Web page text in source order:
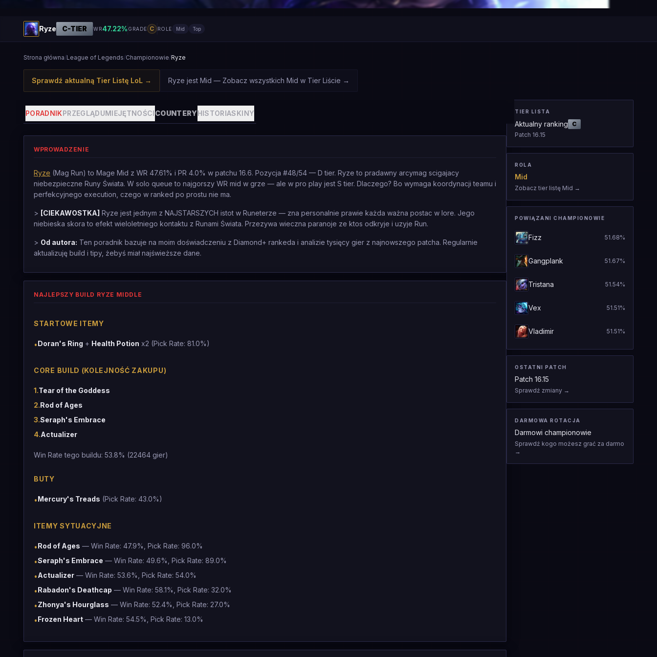
Ryze C-TIER WR47.22% GRADE C ROLE Mid Top
Strona główna/League of Legends/Championowie/Ryze
Sprawdź aktualną Tier Listę LoL → Ryze jest Mid — Zobacz wszystkich Mid w Tier Liście →
PORADNIKPRZEGLĄDUMIEJĘTNOŚCICOUNTERYHISTORIASKINY
WPROWADZENIE
Ryze (Mag Run) to Mage Mid z WR 47.61% i PR 4.0% w patchu 16.6. Pozycja #48/54 — D tier. Ryze to pradawny arcymag scigajacy
niebezpieczne Runy Świata. W solo queue to najgorszy WR mid w grze — ale w pro play jest S tier. Dlaczego? Bo wymaga koordynacji teamu i
perfekcyjnego execution, czego w ranked po prostu nie ma.
> [CIEKAWOSTKA] Ryze jest jednym z NAJSTARSZYCH istot w Runeterze — zna personalnie prawie każda ważna postac w lore. Jego
niebieska skora to efekt wieloletniego kontaktu z Runami Świata. Przezywa wieczna paranoje ze ktos odkryje i uzyje Run.
> Od autora: Ten poradnik bazuje na moim doświadczeniu z Diamond+ rankeda i analizie tysięcy gier z najnowszego patcha. Regularnie
aktualizuję build i tipy, żebyś miał najświeższe dane.
NAJLEPSZY BUILD RYZE MIDDLE
STARTOWE ITEMY
•Doran's Ring + Health Potion x2 (Pick Rate: 81.0%)
CORE BUILD (KOLEJNOŚĆ ZAKUPU)
1.Tear of the Goddess
2.Rod of Ages
3.Seraph's Embrace
4.Actualizer
Win Rate tego buildu: 53.8% (22464 gier)
BUTY
•Mercury's Treads (Pick Rate: 43.0%)
ITEMY SYTUACYJNE
•Rod of Ages — Win Rate: 47.9%, Pick Rate: 96.0%
•Seraph's Embrace — Win Rate: 49.6%, Pick Rate: 89.0%
•Actualizer — Win Rate: 53.6%, Pick Rate: 54.0%
•Rabadon's Deathcap — Win Rate: 58.1%, Pick Rate: 32.0%
•Zhonya's Hourglass — Win Rate: 52.4%, Pick Rate: 27.0%
•Frozen Heart — Win Rate: 54.5%, Pick Rate: 13.0%
TIER LISTA
Aktualny ranking
C
Patch 16.15
ROLA
Mid
Zobacz tier listę Mid →
POWIĄZANI CHAMPIONOWIE
Fizz 51.68%
Gangplank 51.67%
Tristana 51.54%
Vex 51.51%
Vladimir 51.51%
OSTATNI PATCH
Patch 16.15
Sprawdź zmiany →
DARMOWA ROTACJA
Darmowi championowie
Sprawdź kogo możesz grać za darmo
→